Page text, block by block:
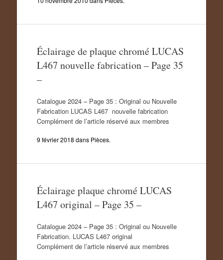
Éclairage de plaque chromé LUCAS
L467 nouvelle fabrication – Page 35
–
Catalogue 2024 – Page 35 : Original ou Nouvelle
Fabrication LUCAS L467 nouvelle fabrication
Complément de l’article réservé aux membres
9 février 2018 dans Pièces.
Éclairage plaque chromé LUCAS
L467 original – Page 35 –
Catalogue 2024 – Page 35 : Original ou Nouvelle
Fabrication. LUCAS L467 original
Complément de l’article réservé aux membres